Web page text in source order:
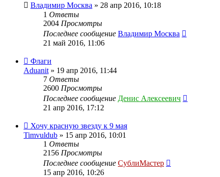
Владимир Москва » 28 апр 2016, 10:18
1 Ответы
2004 Просмотры
Последнее сообщение Владимир Москва
21 май 2016, 11:06
Флаги
Aduanit » 19 апр 2016, 11:44
7 Ответы
2600 Просмотры
Последнее сообщение Денис Алексеевич
21 апр 2016, 17:12
Хочу красную звезду к 9 мая
Timvuldub » 15 апр 2016, 10:01
1 Ответы
2156 Просмотры
Последнее сообщение СублиМастер
15 апр 2016, 10:26